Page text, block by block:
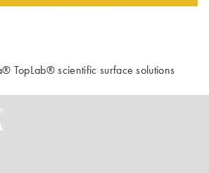
TopLab® scientific surface solutions